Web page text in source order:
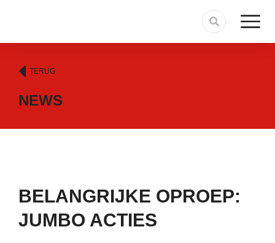
TERUG
NEWS
BELANGRIJKE OPROEP:
JUMBO ACTIES